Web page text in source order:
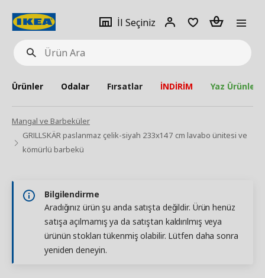
Ürün
Ara
İl Seçiniz
Giriş
Adet
Ürünler Odalar Fırsatlar İNDİRİM Yaz Ürünleri
Mangal ve Barbeküler
GRILLSKÄR paslanmaz çelik-siyah 233x147 cm lavabo ünitesi ve
kömürlü barbekü
Bilgilendirme
Aradığınız ürün şu anda satışta değildir. Ürün henüz
satışa açılmamış ya da satıştan kaldırılmış veya
ürünün stokları tükenmiş olabilir. Lütfen daha sonra
yeniden deneyin.